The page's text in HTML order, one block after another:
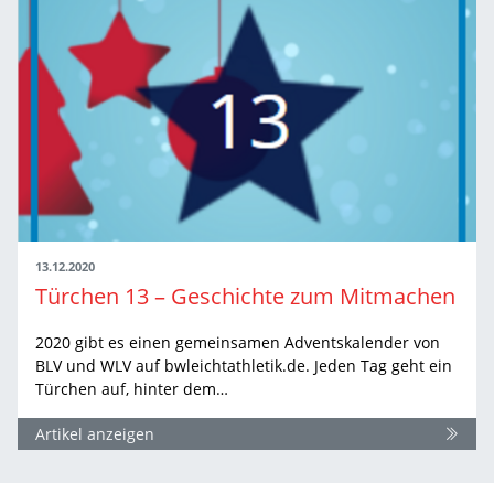
13.12.2020
Türchen 13 – Geschichte zum Mitmachen
2020 gibt es einen gemeinsamen Adventskalender von
BLV und WLV auf bwleichtathletik.de. Jeden Tag geht ein
Türchen auf, hinter dem…
Artikel anzeigen